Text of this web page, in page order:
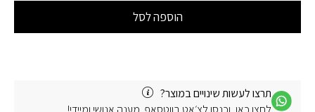
הוספה לסל
תרצו לעשות שינויים במוצר?